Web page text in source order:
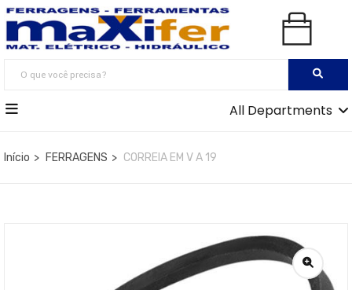
All Departments
Início FERRAGENS CORREIA EM V A 19